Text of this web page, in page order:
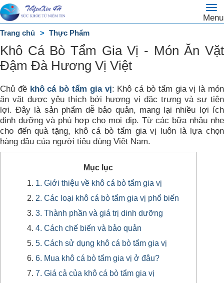
Menu
Trang
chủ
DANH
MỤC
Trang chủ Thực Phẩm
Khô Cá Bò Tẩm Gia Vị - Món Ăn Vặt
Đậm Đà Hương Vị Việt
Chủ đề khô cá bò tẩm gia vị: Khô cá bò tẩm gia vị là món
ăn vặt được yêu thích bởi hương vị đặc trưng và sự tiện
lợi. Đây là sản phẩm dễ bảo quản, mang lại nhiều lợi ích
dinh dưỡng và phù hợp cho mọi dịp. Từ các bữa nhậu nhẹ
cho đến quà tặng, khô cá bò tẩm gia vị luôn là lựa chọn
hàng đầu của người tiêu dùng Việt Nam.
Mục lục
1. Giới thiệu về khô cá bò tẩm gia vị
2. Các loại khô cá bò tẩm gia vị phổ biến
3. Thành phần và giá trị dinh dưỡng
4. Cách chế biến và bảo quản
5. Cách sử dụng khô cá bò tẩm gia vị
6. Mua khô cá bò tẩm gia vị ở đâu?
7. Giá cả của khô cá bò tẩm gia vị